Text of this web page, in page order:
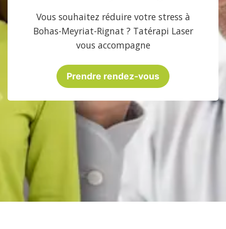
Vous souhaitez réduire votre stress à
Bohas-Meyriat-Rignat ? Tatérapi Laser
vous accompagne
Prendre rendez-vous